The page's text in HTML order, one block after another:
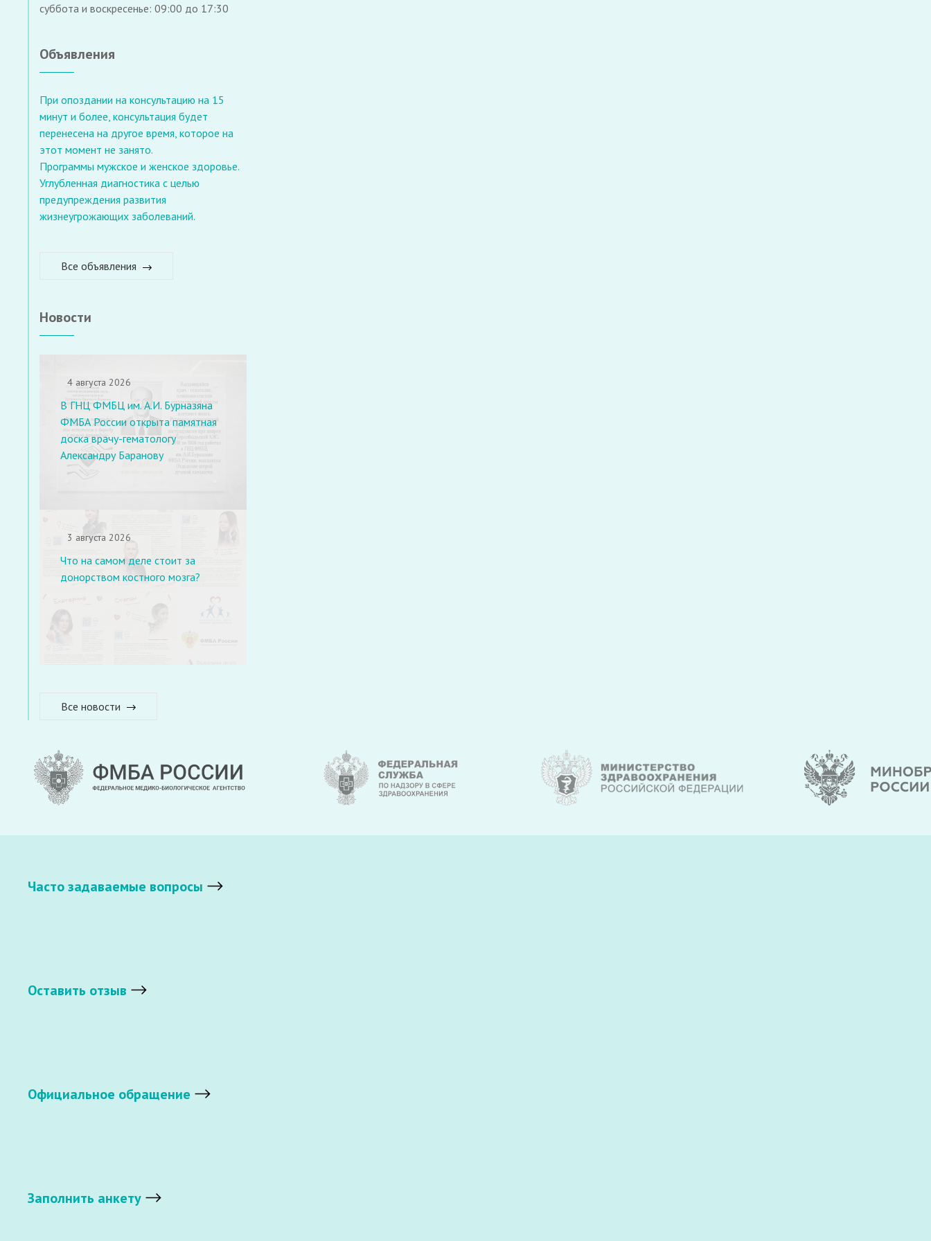
суббота и воскресенье: 09:00 до 17:30
Объявления
При опоздании на консультацию на 15
минут и более, консультация будет
перенесена на другое время, которое на
этот момент не занято.
Программы мужское и женское здоровье.
Углубленная диагностика с целью
предупреждения развития
жизнеугрожающих заболеваний.
Все объявления
Новости
4 августа 2026
В ГНЦ ФМБЦ им. А.И. Бурназяна
ФМБА России открыта памятная
доска врачу-гематологу
Александру Баранову
3 августа 2026
Что на самом деле стоит за
донорством костного мозга?
Все новости
Часто задаваемые вопросы
Оставить отзыв
Официальное обращение
Заполнить анкету